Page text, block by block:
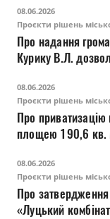
08.06.2026
Проєкти рішень
Про надання
Курику В.Л.
Конякіна, 2-Б у м.
08.06.2026
Проєкти рішень
Про
площею 190,6 кв.
Хреста, 16 у м.
умовою.
08.06.2026
Проєкти рішень
Про затвердження
«Луцький